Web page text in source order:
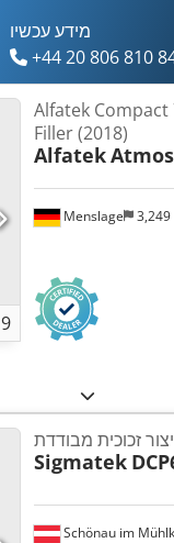
מידע עכשיו
+44 20 806 810
9
Menslage 3,249
Alfatek
Filler (2018)
Alfatek
Schönau im
זכוכית מבודדת
Sigmatek